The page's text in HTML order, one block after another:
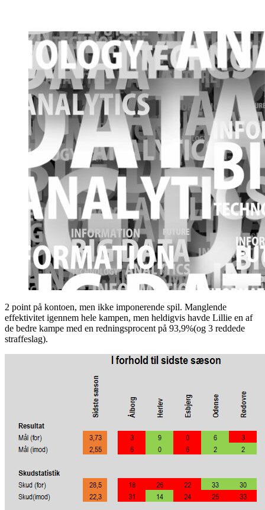
2 point på kontoen, men ikke imponerende spil. Manglende
effektivitet igennem hele kampen, men heldigvis havde Lillie en af
de bedre kampe med en redningsprocent på 93,9%(og 3 reddede
straffeslag).